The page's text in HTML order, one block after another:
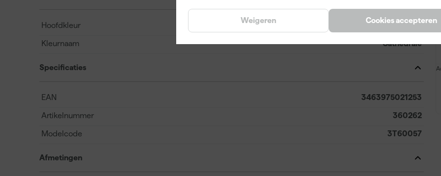
Cookies accepteren
Weigeren
Hoofdkleur Groen
Kleurnaam Cathedrale
Specificaties
EAN 3463975021253
Artikelnummer 360262
Modelcode 3T60057
Afmetingen